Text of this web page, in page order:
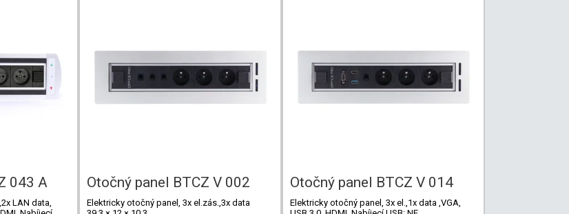
043 A
LAN data,
Otočný panel BTCZ V 002
Elektricky otočný panel, 3x el.zás.,3x data
Otočný panel BTCZ V 014
Elektricky otočný panel, 3x el.,1x data ,VGA,